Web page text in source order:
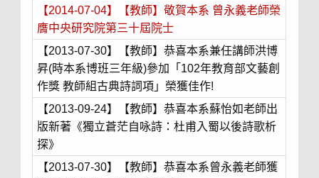
【2014-07-04】【教師】敬賀本系 曾永義老師榮
膺中央研究院第三十屆院士
【2013-07-30】【教師】恭喜本系兼任講師洪博
昇(時本系博班三年級)參加「102年教育部文藝創
作獎 教師組古典詩詞項」榮獲佳作!
【2013-09-24】【教師】恭喜本系蘇怡如老師出
版新著《獨立蒼茫自咏詩：杜甫入蜀以後詩歌析
探》
【2013-07-30】【教師】恭喜本系曾永義老師獲